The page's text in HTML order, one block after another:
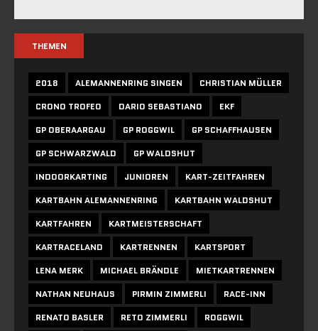
THEMEN
2018 ALEMANNENRING SINGEN
CHRISTIAN MÜLLER
CRONO TROFEO
DARIO SEBASTIANO
EKF
GP OBERAARGAU
GP ROGGWIL
GP SCHAFFHAUSEN
GP SCHWARZWALD
GP WALDSHUT
INDOORKARTING
JUNIOREN
KART-ZEITFAHREN
KARTBAHN ALEMANNENRING
KARTBAHN WALDSHUT
KARTFAHREN
KARTMEISTERSCHAFT
KARTRACELAND
KARTRENNEN
KARTSPORT
LENA MERK
MICHAEL BRÄNDLE
MIETKARTRENNEN
NATHAN NEUHAUS
PIRMIN ZIMMERLI
RACE-INN
RENATO BASLER
RETO ZIMMERLI ROGGWIL